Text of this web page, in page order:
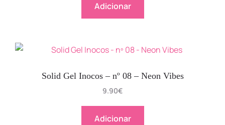
Adicionar
Solid Gel Inocos – nº 08 – Neon Vibes
9.90€
Adicionar